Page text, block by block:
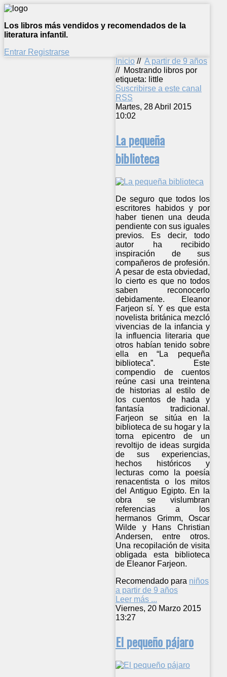
Los libros más vendidos y recomendados de la
literatura infantil.
Entrar Registrarse
Inicio // A partir de 9 años
// Mostrando libros por
etiqueta: little
Suscribirse a este canal
RSS
Martes, 28 Abril 2015
10:02
La pequeña
biblioteca
De seguro que todos los
escritores habidos y por
haber tienen una deuda
pendiente con sus iguales
previos. Es decir, todo
autor ha recibido
inspiración de sus
compañeros de profesión.
A pesar de esta obviedad,
lo cierto es que no todos
saben reconocerlo
debidamente. Eleanor
Farjeon sí. Y es que esta
novelista británica mezcló
vivencias de la infancia y
la influencia literaria que
otros habían tenido sobre
ella en “La pequeña
biblioteca”. Este
compendio de cuentos
reúne casi una treintena
de historias al estilo de
los cuentos de hada y
fantasía tradicional.
Farjeon se sitúa en la
biblioteca de su hogar y la
torna epicentro de un
revoltijo de ideas surgida
de sus experiencias,
hechos históricos y
lecturas como la poesía
renacentista o los mitos
del Antiguo Egipto. En la
obra se vislumbran
referencias a los
hermanos Grimm, Oscar
Wilde y Hans Christian
Andersen, entre otros.
Una recopilación de visita
obligada esta biblioteca
de Eleanor Farjeon.
Recomendado para niños
a partir de 9 años
Leer más ...
Viernes, 20 Marzo 2015
13:27
El pequeño pájaro